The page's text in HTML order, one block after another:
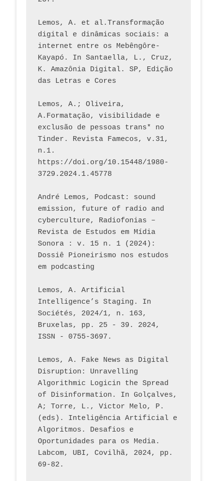
Lemos, A. et al.Transformação
digital e dinâmicas sociais: a
internet entre os Mebêngôre-
Kayapó. In Santaella, L., Cruz,
K. Amazônia Digital. SP, Edição
das Letras e Cores
Lemos, A.; Oliveira,
A.Formatação, visibilidade e
exclusão de pessoas trans* no
Tinder. Revista Famecos, v.31,
n.1.
https://doi.org/10.15448/1980-
3729.2024.1.45778
André Lemos, Podcast: sound
emission, future of radio and
cyberculture, Radiofonias –
Revista de Estudos em Mídia
Sonora : v. 15 n. 1 (2024):
Dossiê Pioneirismo nos estudos
em podcasting
Lemos, A. Artificial
Intelligence’s Staging. In
Sociétés, 2024/1, n. 163,
Bruxelas, pp. 25 - 39. 2024,
ISSN - 0755-3697.
Lemos, A. Fake News as Digital
Disruption: Unravelling
Algorithmic Logicin the Spread
of Disinformation. In Golçalves,
A; Torre, L., Victor Melo, P.
(eds). Inteligência Artificial e
Algoritmos. Desafios e
Oportunidades para os Media.
Labcom, UBI, Covilhã, 2024, pp.
69-82.